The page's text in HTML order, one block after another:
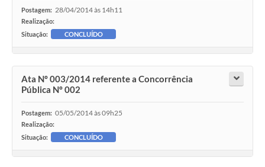
Postagem: 28/04/2014 às 14h11
Realização:
Situação:
CONCLUÍDO
Ata Nº 003/2014 referente a Concorrência
Pública Nº 002
Postagem: 05/05/2014 às 09h25
Realização:
Situação:
CONCLUÍDO